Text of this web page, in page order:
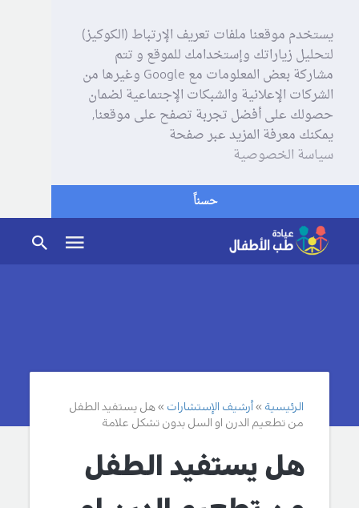
يستخدم موقعنا ملفات تعريف الإرتباط (الكوكيز)
لتحليل زياراتك وإستخدامك للموقع و تتم
مشاركة بعض المعلومات مع Google وغيرها من
الشركات الإعلانية والشبكات الإجتماعية لضمان
حصولك على أفضل تجربة تصفح على موقعنا,
يمكنك معرفة المزيد عبر صفحة
سياسة الخصوصية
حسناً
الرئيسية أرشيف الإستشارات
هل يستفيد الطفل
من تطعيم الدرن او السل بدون تشكل علامة
هل يستفيد الطفل